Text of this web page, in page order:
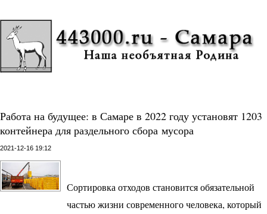
Работа на будущее: в Самаре в 2022 году установят 1203
контейнера для раздельного сбора мусора
2021-12-16 19:12
Сортировка отходов становится обязательной
частью жизни современного человека, который